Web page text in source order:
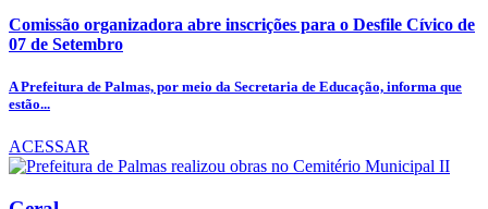
Comissão organizadora abre inscrições para o Desfile Cívico de
07 de Setembro
A Prefeitura de Palmas, por meio da Secretaria de Educação, informa que
estão...
ACESSAR